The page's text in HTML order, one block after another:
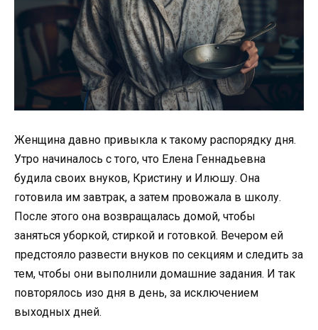
Женщина давно привыкла к такому распорядку дня.
Утро начиналось с того, что Елена Геннадьевна
будила своих внуков, Кристину и Илюшу. Она
готовила им завтрак, а затем провожала в школу.
После этого она возвращалась домой, чтобы
заняться уборкой, стиркой и готовкой. Вечером ей
предстояло развести внуков по секциям и следить за
тем, чтобы они выполнили домашние задания. И так
повторялось изо дня в день, за исключением
выходных дней.